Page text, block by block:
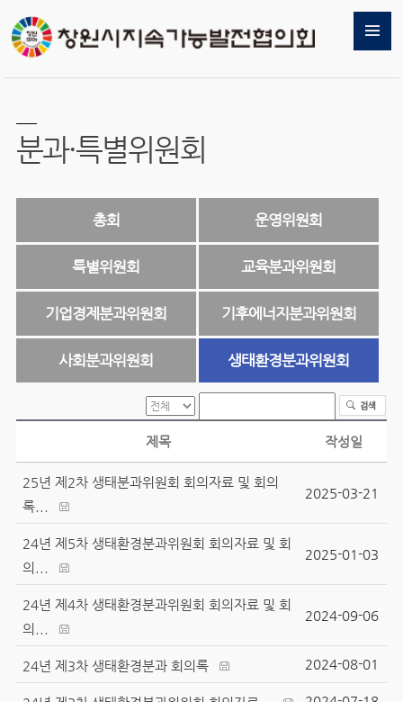
분과·특별위원회
총회 운영위원회
특별위원회 교육분과위원회
기업경제분과위원회 기후에너지분과위원회
사회분과위원회 생태환경분과위원회
제목 작성일
25년 제2차 생태분과위원회 회의자료 및 회의
록...
2025-03-21
24년 제5차 생태환경분과위원회 회의자료 및 회
의...
2025-01-03
24년 제4차 생태환경분과위원회 회의자료 및 회
의...
2024-09-06
24년 제3차 생태환경분과 회의록 2024-08-01